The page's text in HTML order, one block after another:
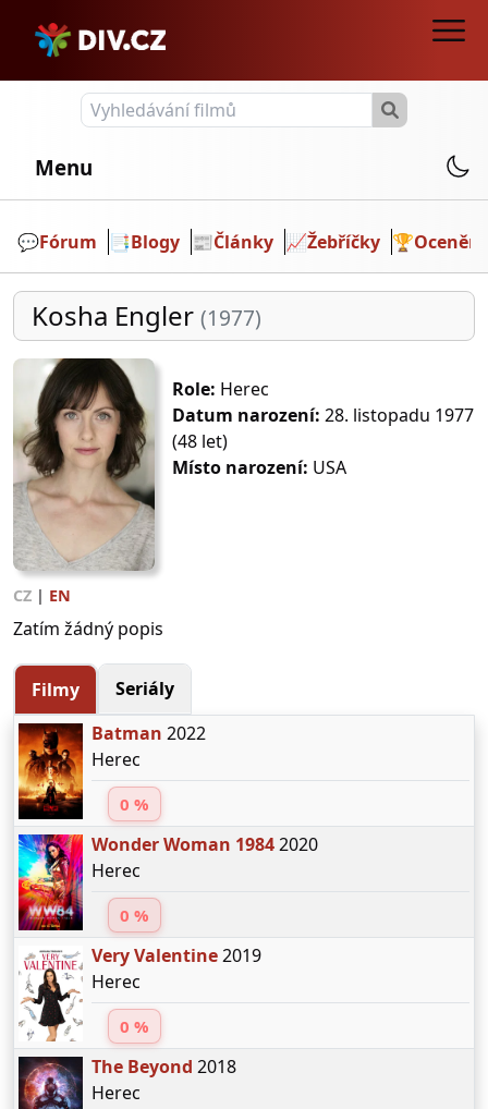
Menu
💬️Fórum 📑Blogy 📰Články 📈Žebříčky 🏆Ocenění
Kosha Engler (1977)
Role: Herec
Datum narození: 28. listopadu 1977
(48 let)
Místo narození: USA
CZ | EN
Zatím žádný popis
Filmy
Seriály
Batman 2022
Herec
0 %
Wonder Woman 19842020
Herec
0 %
Very Valentine2019
Herec
0 %
The Beyond 2018
Herec